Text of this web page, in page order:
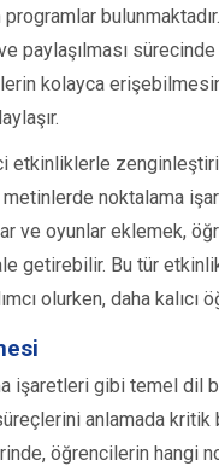
programlar
paylaşılması
kolayca
etkinliklerle
noktalama
ve oyunlar eklemek,
getirebilir. Bu tür
olurken, daha kalıcı
işaretleri gibi temel dil
anlamada kritik
öğrencilerin hangi